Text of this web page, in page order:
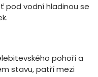
pod vodní hladinou se
pohoří a
stavu, patří mezi